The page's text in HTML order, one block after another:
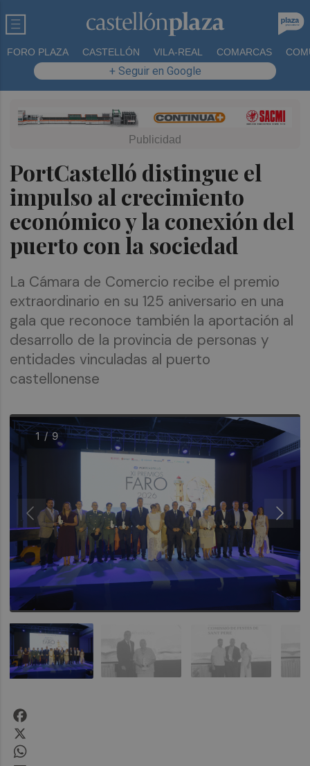
FORO PLAZA CASTELLÓN VILA-REAL COMARCAS
+ Seguir en Google
PortCastelló distingue el
impulso al crecimiento
económico y la conexión del
puerto con la sociedad
La Cámara de Comercio recibe el premio
extraordinario en su 125 aniversario en una
gala que reconoce también la aportación al
desarrollo de la provincia de personas y
entidades vinculadas al puerto
castellonense
1 / 9